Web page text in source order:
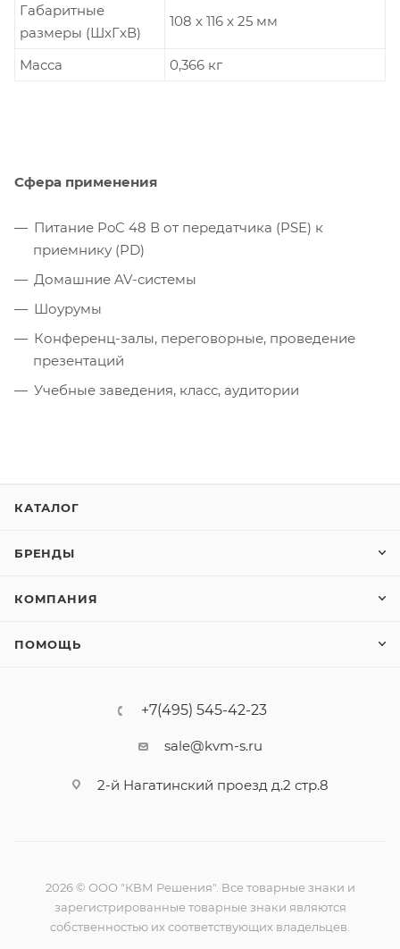
Габаритные
размеры (ШxГxВ)
108 x 116 x 25 мм
Масса 0,366 кг
Сфера применения
Питание PoC 48 В от передатчика (PSE) к
приемнику (PD)
Домашние AV-системы
Шоурумы
Конференц-залы, переговорные, проведение
презентаций
Учебные заведения, класс, аудитории
КАТАЛОГ
БРЕНДЫ
КОМПАНИЯ
ПОМОЩЬ
+7(495) 545-42-23
sale@kvm-s.ru
2-й Нагатинский проезд д.2 стр.8
2026 © ООО "КВМ Решения". Все товарные знаки и
зарегистрированные товарные знаки являются
собственностью их соответствующих владельцев.